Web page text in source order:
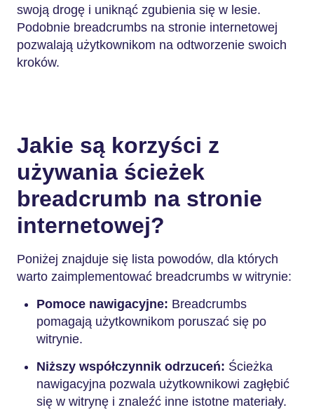
swoją drogę i uniknąć zgubienia się w lesie.
Podobnie breadcrumbs na stronie internetowej
pozwalają użytkownikom na odtworzenie swoich
kroków.
Jakie są korzyści z
używania ścieżek
breadcrumb na stronie
internetowej?
Poniżej znajduje się lista powodów, dla których
warto zaimplementować breadcrumbs w witrynie:
Pomoce nawigacyjne: Breadcrumbs
pomagają użytkownikom poruszać się po
witrynie.
Niższy współczynnik odrzuceń: Ścieżka
nawigacyjna pozwala użytkownikowi zagłębić
się w witrynę i znaleźć inne istotne materiały.